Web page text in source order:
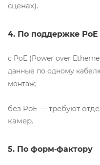
сценах).
4. По поддержке PoE
с PoE (Power over
данные по одному
монтаж;
без PoE — требуют
камер.
5. По форм‑фактору